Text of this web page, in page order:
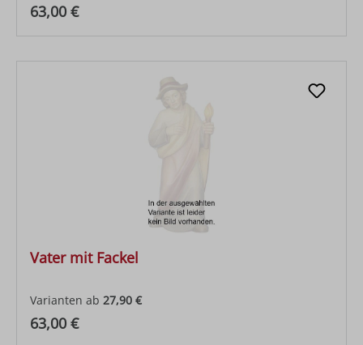
Regulärer Preis:
63,00 €
Vater mit Fackel
Varianten ab 27,90 €
Regulärer Preis:
63,00 €